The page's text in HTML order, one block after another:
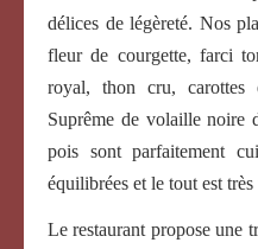
délices de légèreté. Nos
fleur de courgette, farci
royal, thon cru,
Suprême de volaille noire
pois sont parfaitement
équilibrées et le tout est
Le restaurant propose une